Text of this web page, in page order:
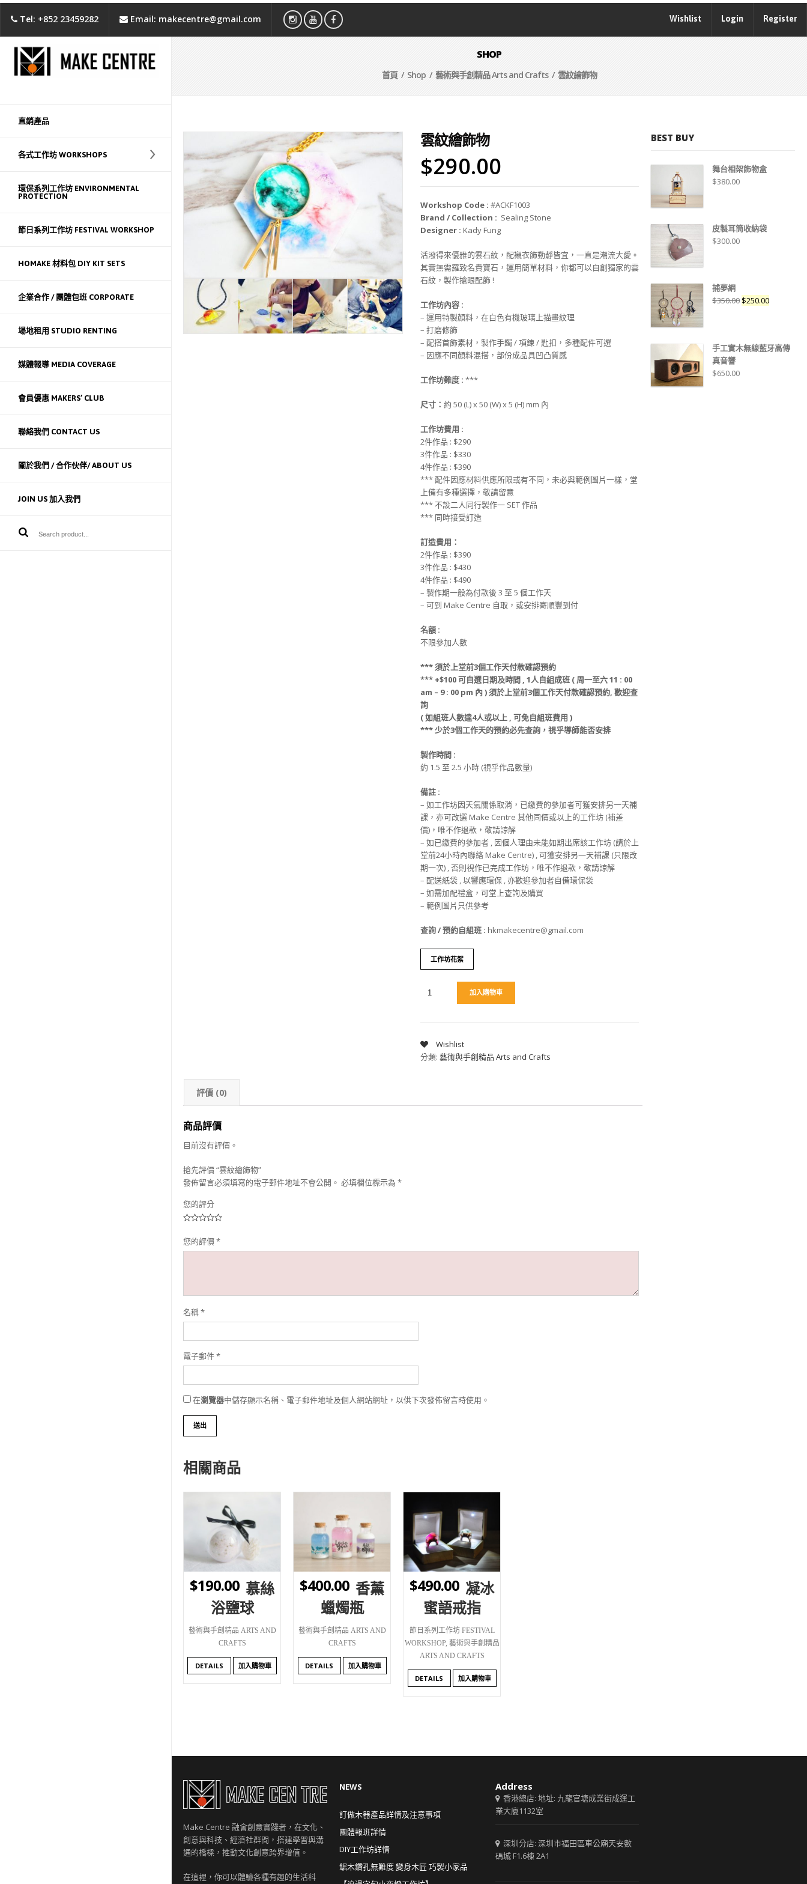
Tel: +852 23459282 Email: makecentre@gmail.com Wishlist Login Register
直銷產品
各式工作坊 WORKSHOPS
環保系列工作坊 ENVIRONMENTAL
PROTECTION
節日系列工作坊 FESTIVAL WORKSHOP
HOMAKE 材料包 DIY KIT SETS
企業合作 / 團體包班 CORPORATE
場地租用 STUDIO RENTING
媒體報導 MEDIA COVERAGE
會員優惠 MAKERS’ CLUB
聯絡我們 CONTACT US
關於我們 / 合作伙伴/ ABOUT US
JOIN US 加入我們
SHOP
首頁/ Shop/ 藝術與手創精品 Arts and Crafts/ 雲紋繪飾物
雲紋繪飾物
$290.00
Workshop Code : #ACKF1003
Brand / Collection : Sealing Stone
Designer : Kady Fung
活潑得來優雅的雲石紋，配襯衣飾動靜皆宜，一直是潮流大愛。
其實無需羅致名貴寶石，運用簡單材料，你都可以自創獨家的雲
石紋，製作搶眼配飾 !
工作坊內容 :
– 運用特製顏料，在白色有機玻璃上描畫紋理
– 打磨修飾
– 配搭首飾素材，製作手鐲 / 項鍊 / 匙扣，多種配件可選
– 因應不同顏料混搭，部份成品具凹凸質感
工作坊難度 : ***
尺寸： 約 50 (L) x 50 (W) x 5 (H) mm 內
工作坊費用 :
2件作品 : $290
3件作品 : $330
4件作品 : $390
*** 配件因應材料供應所限或有不同，未必與範例圖片一樣，堂
上備有多種選擇，敬請留意
*** 不設二人同行製作一 SET 作品
*** 同時接受訂造
訂造費用：
2件作品 : $390
3件作品 : $430
4件作品 : $490
– 製作期一般為付款後 3 至 5 個工作天
– 可到 Make Centre 自取，或安排寄順豐到付
名額 :
不限參加人數
*** 須於上堂前3個工作天付款確認預約
*** +$100 可自選日期及時間 , 1人自組成班 ( 周一至六 11 : 00
am – 9 : 00 pm 內 ) 須於上堂前3個工作天付款確認預約, 歡迎查
詢
( 如組班人數達4人或以上 , 可免自組班費用 )
*** 少於3個工作天的預約必先查詢，視乎導師能否安排
製作時間 :
約 1.5 至 2.5 小時 (視乎作品數量)
備註 :
– 如工作坊因天氣關係取消，已繳費的參加者可獲安排另一天補
課，亦可改選 Make Centre 其他同價或以上的工作坊 (補差
價)，唯不作退款，敬請諒解
– 如已繳費的參加者 , 因個人理由未能如期出席該工作坊 (請於上
堂前24小時內聯絡 Make Centre) , 可獲安排另一天補課 (只限改
期一次) , 否則視作已完成工作坊，唯不作退款，敬請諒解
– 配送紙袋 , 以響應環保 , 亦歡迎參加者自備環保袋
– 如需加配禮盒，可堂上查詢及購買
– 範例圖片只供參考
查詢 / 預約自組班 : hkmakecentre@gmail.com
工作坊花絮
加入購物車
Wishlist
分類: 藝術與手創精品 Arts and Crafts
評價 (0)
商品評價
目前沒有評價。
搶先評價 “雲紋繪飾物”
發佈留言必須填寫的電子郵件地址不會公開。 必填欄位標示為 *
您的評分
您的評價*
名稱*
電子郵件*
在瀏覽器中儲存顯示名稱、電子郵件地址及個人網站網址，以供下次發佈留言時使用。
相關商品
WISHLIST
$190.00 慕絲
浴鹽球
藝術與手創精品 ARTS AND
CRAFTS
DETAILS 加入購物車
WISHLIST
$400.00 香薰
蠟燭瓶
藝術與手創精品 ARTS AND
CRAFTS
DETAILS 加入購物車
WISHLIST
$490.00 凝冰
蜜語戒指
節日系列工作坊 FESTIVAL
WORKSHOP, 藝術與手創精品
ARTS AND CRAFTS
DETAILS 加入購物車
BEST BUY
舞台相架飾物盒
$380.00
皮製耳筒收納袋
$300.00
捕夢網
$350.00 $250.00
手工實木無線藍牙高傳
真音響
$650.00
Make Centre 融會創意實踐者，在文化、
創意與科技、經濟社群間，搭建學習與溝
通的橋樑，推動文化創意跨界增值。
在這裡，你可以體驗各種有趣的生活科
NEWS
訂做木器產品詳情及注意事項
團體報班詳情
DIY工作坊詳情
鋸木鑽孔無難度 變身木匠 巧製小家品
Address
香港總店: 地址: 九龍官塘成業街成運工
業大廈1132室
深圳分店: 深圳市福田區車公廟天安數
碼城 F1.6棟 2A1